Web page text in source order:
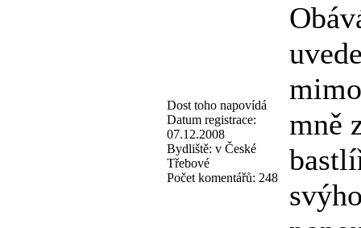
Dost toho napovídá
Datum registrace:
07.12.2008
Bydliště: v České
Třebové
Počet komentářů: 248
mně